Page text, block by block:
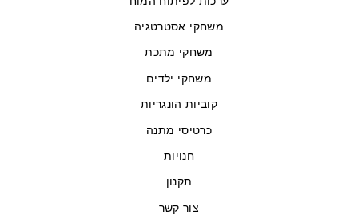
משחקי אסטרטגיה
משחקי מתכת
משחקי ילדים
קוביות הונגריות
כרטיסי מתנה
חנויות
תקנון
צור קשר